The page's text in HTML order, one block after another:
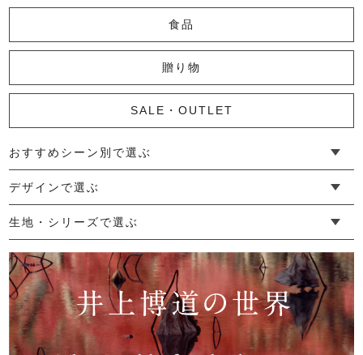
11,000円 (税込)
かやパンツ（L）
└ その他小物
└ タオル・ハンカチ
└ ポーチ
└ インテリア
食品
贈り物
SALE・OUTLET
おすすめシーン別で選ぶ
└ 新生活
└ 和装
└ 旅行
└ 快眠
└ お祝い
デザインで選ぶ
└ ゆったりデザイン
└ 小柄さんにおすすめデザイン
└ 袖付きデザイン
└ メンズ・ユニセックスデザイン
└ 暮らしの黒色特集
生地・シリーズで選ぶ
└ 手紬手織り麻
└ 先染め麻
└ からみ織
└ グレーズリネン
└ 綿麻帆布
└ リネンツイード
└ リネンハンプ
└ ざっくり麻
└ オーガニックの蚊帳
└ かやキノミシリーズ
└ ふちどりシリーズ
└ 花紋シリーズ
└ 小紋シリーズ
└ 華わびシリーズ
└ 波ステッチシリーズ
└ あゆみ鹿シリーズ
└ 森の鹿シリーズ
└ まほろばシリーズ
└ 刺し子渦シリーズ
└ 革の水玉シリーズ
└ 新ビオシリーズ